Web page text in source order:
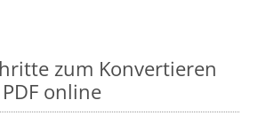
zum Konvertieren
online